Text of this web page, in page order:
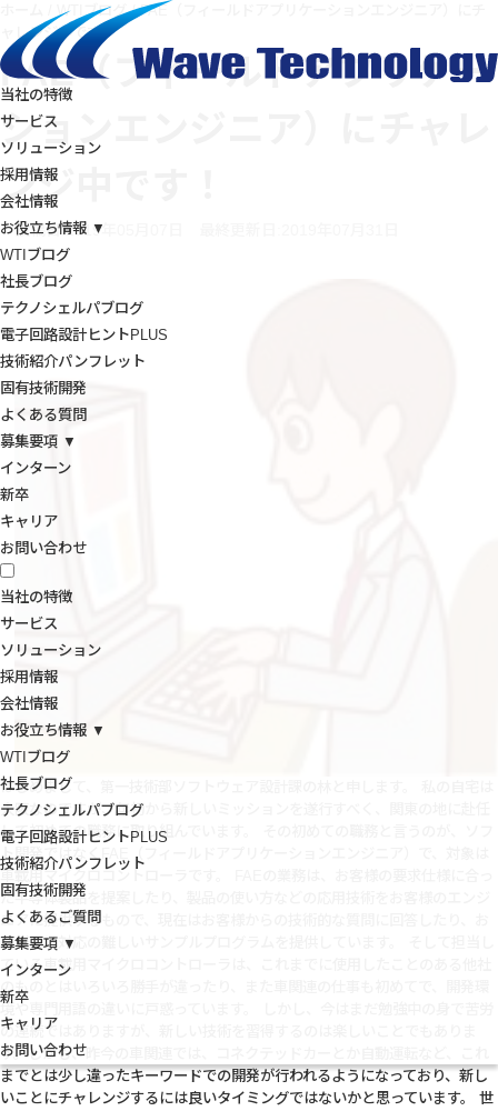
当社の特徴
サービス
ソリューション
採用情報
会社情報
お役立ち情報 ▼
WTIブログ
社長ブログ
テクノシェルパブログ
電子回路設計ヒントPLUS
技術紹介パンフレット
固有技術開発
よくある質問
募集要項 ▼
インターン
新卒
キャリア
お問い合わせ
当社の特徴
サービス
ソリューション
採用情報
会社情報
お役立ち情報 ▼
WTIブログ
社長ブログ
テクノシェルパブログ
電子回路設計ヒントPLUS
技術紹介パンフレット
固有技術開発
よくあるご質問
募集要項 ▼
インターン
新卒
キャリア
お問い合わせ
WTIブログ / FAE（フィールドアプリケーションエンジニア）にチ
ャレンジ中です！
FAE（フィールドアプリケー
ションエンジニア）にチャレ
ンジ中です！
投稿日:2019年05月07日
はじめまして、第一技術部ソフトウェア設計課の林と申します。 私の自宅は
大阪なのですが、年初から新しいミッションを遂行すべく、関東の地に赴任
して初めての職務に取り組んでいます。 その初めての職務と言うのが、ソフ
ト開発ではなくFAE（フィールドアプリケーションエンジニア）で、対象は
車載用マイクロコントローラです。
た半導体製品を提案したり、製品の使い方などの応用技術をお客様のエンジ
ニアに提供するもので、現在はお客様からの技術的な質問に回答したり、お
客様では対応の難しいサンプルプログラムを提供しています。 そして担当し
ている車載用マイクロコントローラは、これまでに使用したことのある他社
のものとはいろいろ勝手が違ったり、また車関連の仕事も初めてで、開発環
境や専門用語の違いに戸惑っています。 しかし、今はまだ勉強中の身で苦労
の連続ではありますが、新しい技術を習得するのは楽しいことでもありま
す。しかも、昨今の車関連では、コネクテッドカーとか自動運転など、これ
までとは少し違ったキーワードでの開発が行われるようになっており、新し
いことにチャレンジするには良いタイミングではないかと思っています。 世